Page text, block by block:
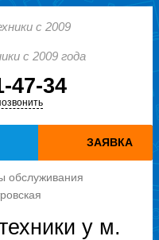
с 2009 года
47-34
ЗАЯВКА
обслуживания
у м.